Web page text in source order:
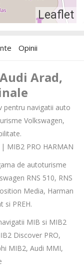
Leaflet
Opinii
Arad,
pentru navigatii auto
Volkswagen,
MIB2 PRO HARMAN
de autoturisme
RNS 510, RNS
Media, Harman
si PREH.
MIB si MIB2
Discover PRO,
MIB2, Audi MMI,